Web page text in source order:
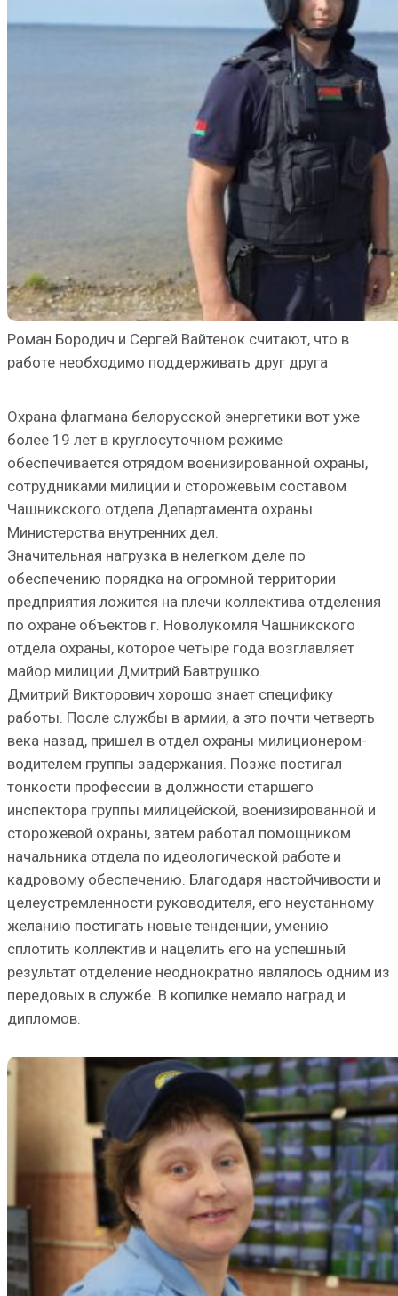
Роман Бородич и Сергей Вайтенок считают, что в
работе необходимо поддерживать друг друга
Охрана флагмана белорусской энергетики вот уже
более 19 лет в круглосуточном режиме
обеспечивается отрядом военизированной охраны,
сотрудниками милиции и сторожевым составом
Чашникского отдела Департамента охраны
Министерства внутренних дел.
Значительная нагрузка в нелегком деле по
обеспечению порядка на огромной территории
предприятия ложится на плечи коллектива отделения
по охране объектов г. Новолукомля Чашникского
отдела охраны, которое четыре года возглавляет
майор милиции Дмитрий Бавтрушко.
Дмитрий Викторович хорошо знает специфику
работы. После службы в армии, а это почти четверть
века назад, пришел в отдел охраны милиционером-
водителем группы задержания. Позже постигал
тонкости профессии в должности старшего
инспектора группы милицейской, военизированной и
сторожевой охраны, затем работал помощником
начальника отдела по идеологической работе и
кадровому обеспечению. Благодаря настойчивости и
целеустремленности руководителя, его неустанному
желанию постигать новые тенденции, умению
сплотить коллектив и нацелить его на успешный
результат отделение неоднократно являлось одним из
передовых в службе. В копилке немало наград и
дипломов.